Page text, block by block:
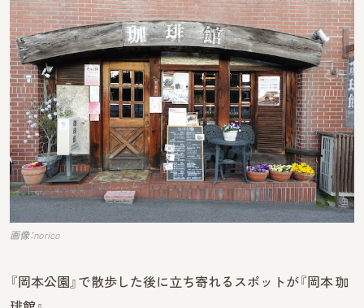
画像：norico
『岡本公園』で散歩した後に立ち寄れるスポットが『岡本 珈